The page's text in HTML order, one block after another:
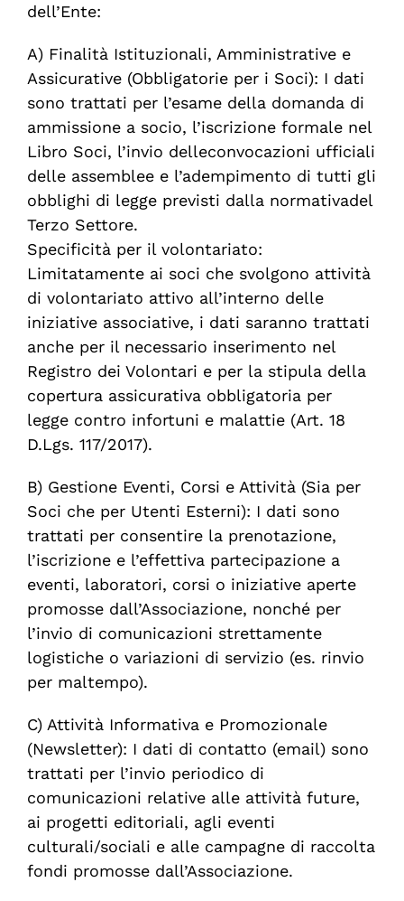
dell’Ente:
A) Finalità Istituzionali, Amministrative e
Assicurative (Obbligatorie per i Soci): I dati
sono trattati per l’esame della domanda di
ammissione a socio, l’iscrizione formale nel
Libro Soci, l’invio delleconvocazioni ufficiali
delle assemblee e l’adempimento di tutti gli
obblighi di legge previsti dalla normativadel
Terzo Settore.
Specificità per il volontariato:
Limitatamente ai soci che svolgono attività
di volontariato attivo all’interno delle
iniziative associative, i dati saranno trattati
anche per il necessario inserimento nel
Registro dei Volontari e per la stipula della
copertura assicurativa obbligatoria per
legge contro infortuni e malattie (Art. 18
D.Lgs. 117/2017).
B) Gestione Eventi, Corsi e Attività (Sia per
Soci che per Utenti Esterni): I dati sono
trattati per consentire la prenotazione,
l’iscrizione e l’effettiva partecipazione a
eventi, laboratori, corsi o iniziative aperte
promosse dall’Associazione, nonché per
l’invio di comunicazioni strettamente
logistiche o variazioni di servizio (es. rinvio
per maltempo).
C) Attività Informativae Promozionale
(Newsletter): I dati di contatto (email) sono
trattati per l’invio periodico di
comunicazioni relative alle attività future,
ai progetti editoriali, agli eventi
culturali/sociali e alle campagne di raccolta
fondi promosse dall’Associazione.